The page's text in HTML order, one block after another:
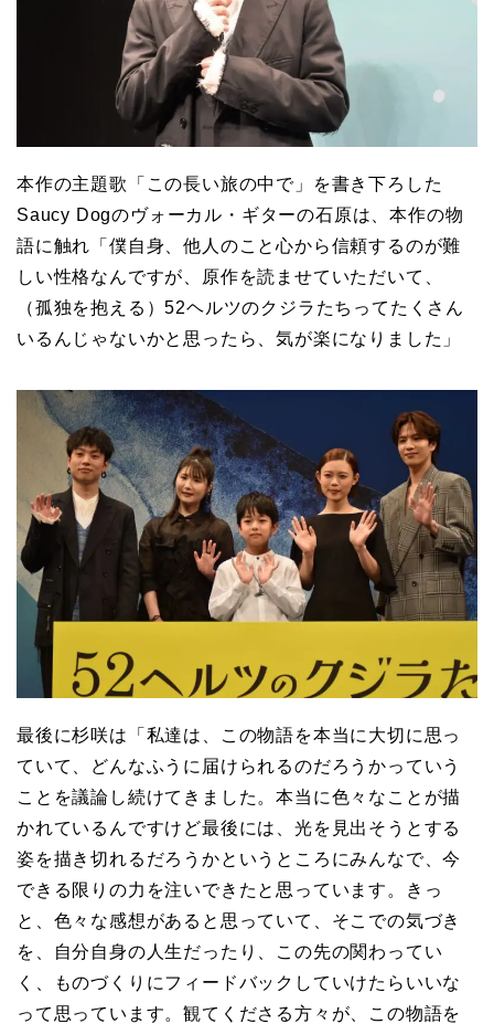
本作の主題歌「この長い旅の中で」を書き下ろした
Saucy Dogのヴォーカル・ギターの石原は、本作の物
語に触れ「僕自身、他人のこと心から信頼するのが難
しい性格なんですが、原作を読ませていただいて、
（孤独を抱える）52ヘルツのクジラたちってたくさん
いるんじゃないかと思ったら、気が楽になりました」
最後に杉咲は「私達は、この物語を本当に大切に思っ
ていて、どんなふうに届けられるのだろうかっていう
ことを議論し続けてきました。本当に色々なことが描
かれているんですけど最後には、光を見出そうとする
姿を描き切れるだろうかというところにみんなで、今
できる限りの力を注いできたと思っています。きっ
と、色々な感想があると思っていて、そこでの気づき
を、自分自身の人生だったり、この先の関わってい
く、ものづくりにフィードバックしていけたらいいな
って思っています。観てくださる方々が、この物語を